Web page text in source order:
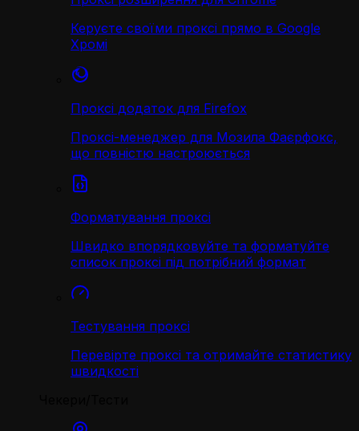
Керуєте своїми проксі прямо в Google
Хромі
Проксі додаток для Firefox
Проксі-менеджер для Мозила Фаєрфокс,
що повністю настроюється
Форматування проксі
Швидко впорядковуйте та форматуйте
список проксі під потрібний формат
Тестування проксі
Перевірте проксі та отримайте статистику
швидкості